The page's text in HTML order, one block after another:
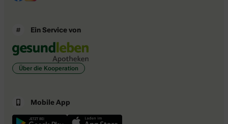
Ein Service von
Über die Kooperation
Mobile App